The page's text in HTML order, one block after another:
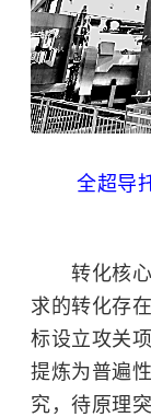
全超导托
转化核心
求的转化存
标设立攻关
提炼为普遍
究，待原理